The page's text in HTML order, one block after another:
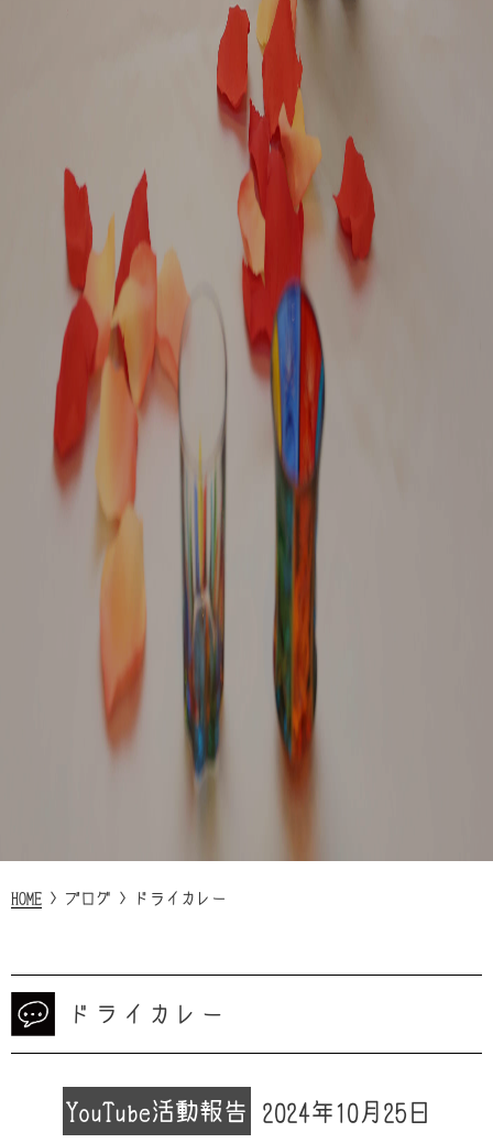
HOME > ブログ > ドライカレー
ドライカレー
YouTube活動報告 2024年10月25日